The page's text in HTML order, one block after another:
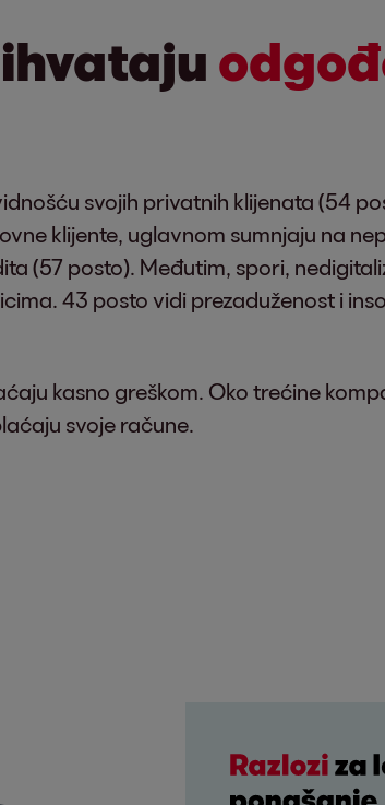
svojih privatnih klijenata (54
klijente, uglavnom sumnjaju na
(57 posto). Međutim, spori,
43 posto vidi prezaduženost i
kasno greškom. Oko trećine
svoje račune.